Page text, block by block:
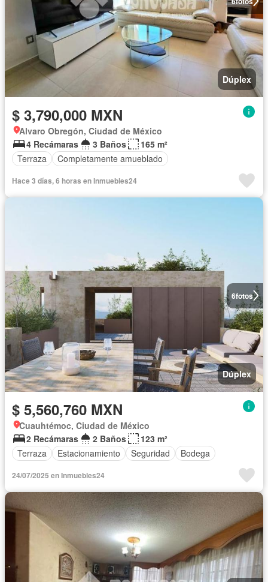
Dúplex
$ 3,790,000 MXN
Alvaro Obregón, Ciudad de México
4 Recámaras
3 Baños
165 m²
Terraza
Completamente amueblado
Hace 3 días, 6 horas en Inmuebles24
6fotos
Dúplex
$ 5,560,760 MXN
Cuauhtémoc, Ciudad de México
2 Recámaras
2 Baños
123 m²
Terraza
Estacionamiento Seguridad Bodega
24/07/2025 en Inmuebles24